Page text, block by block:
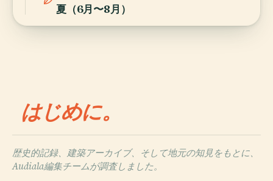
夏（6月〜8月）
はじめに。
歴史的記録、建築アーカイブ、そして地元の知見をもとに、
Audiala編集チームが調査しました。